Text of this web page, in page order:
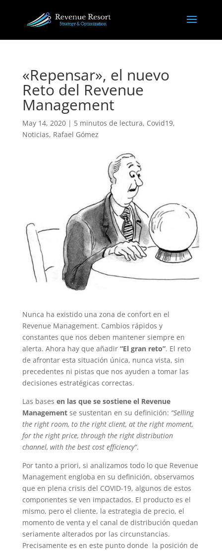
«Repensar», el nuevo
Reto del Revenue
Management
May 14, 2020| 5 minutos de lectura, Covid19,
Noticias, Rafael Gómez
Nunca ha existido una zona de confort en el
Revenue Management. Cambios rápidos y
constantes que nos deben mantener siempre en
alerta. Ahora hay que añadir “El gran reto”. El reto
de afrontar esta situación única, nunca vista, sin
precedentes ni pistas que nos ayuden a tomar las
decisiones estratégicas correctas.
Las bases en las que se sostiene el Revenue
Managementse sustentan en su definición: “Selling
the right room, to the right client, at the right moment,
for the right price, through the right distribution
channel, with the best cost efficiency”.
Por tanto a priori, si analizamos todo lo que Revenue
Management engloba en su definición, observamos
que en plena crisis del COVID-19, algunos de estos
componentes se ven impactados. El producto es el
mismo, pero el cliente, la estrategia de precio, el
momento de venta y el canal de distribución quedan
seriamente alterados por las circunstancias.
Precisamente es en este punto donde la posición de